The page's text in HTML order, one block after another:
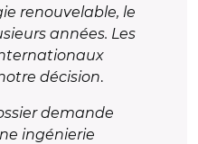
renouvelable, le
années. Les
décision.
demande
ingénierie